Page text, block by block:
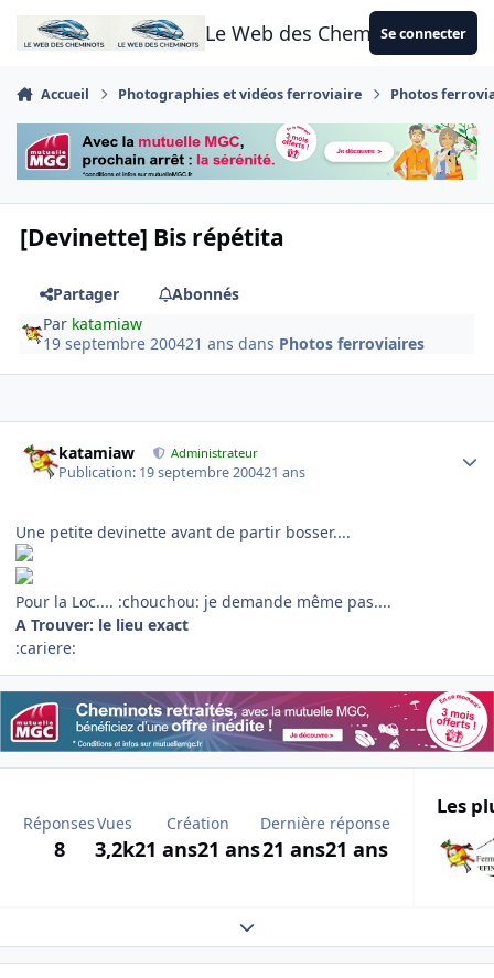
Aller au contenu
Le Web des CheminotsSe connecter
Accueil Photographies et vidéos ferroviaire Photos
[Devinette] Bis répétita
Partager
Abonnés
Par katamiaw
19 septembre 200421 ans dans Photos ferroviaires
katamiaw Administrateur
Publication: 19 septembre 200421 ans
Une petite devinette avant de partir bosser....
Pour la Loc.... :chouchou: je demande même pas....
A Trouver: le lieu exact
:cariere:
Réponses
8
Vues
3,2k
Création
21 ans21 ans
Dernière réponse
21 ans21 ans
Les
Expand topic overview